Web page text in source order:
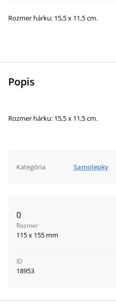
Rozmer hárku: 15,5 x 11,5 cm.
Popis
Rozmer hárku: 15,5 x 11,5 cm.
Kategória Samolepky
0
Rozmer
115 x 155 mm
ID
18953